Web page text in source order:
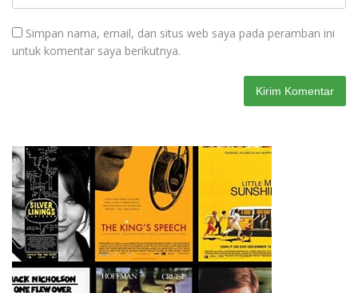
Simpan nama, email, dan situs web saya pada peramban ini
untuk komentar saya berikutnya.